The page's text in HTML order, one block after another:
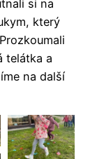
si na
který
telátka a
na další